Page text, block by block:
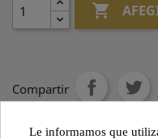

Compartir
Le informamos que